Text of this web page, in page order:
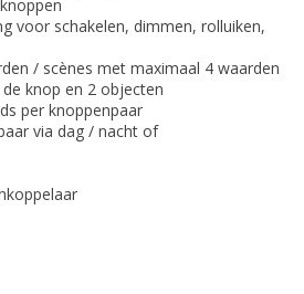
voor schakelen, dimmen, rolluiken,
/ scènes met maximaal 4 waarden
knop en 2 objecten
per knoppenpaar
via dag / nacht of